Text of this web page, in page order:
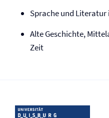
Sprache und
Alte Geschichte,
Zeit